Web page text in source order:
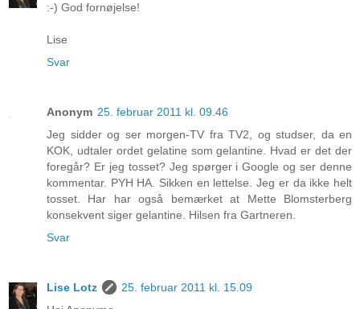
:-) God fornøjelse!
Lise
Svar
Anonym 25. februar 2011 kl. 09.46
Jeg sidder og ser morgen-TV fra TV2, og studser, da en
KOK, udtaler ordet gelatine som gelantine. Hvad er det der
foregår? Er jeg tosset? Jeg spørger i Google og ser denne
kommentar. PYH HA. Sikken en lettelse. Jeg er da ikke helt
tosset. Har har også bemærket at Mette Blomsterberg
konsekvent siger gelantine. Hilsen fra Gartneren.
Svar
Lise Lotz
25. februar 2011 kl. 15.09